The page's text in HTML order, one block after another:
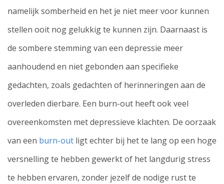
namelijk somberheid en het je niet meer voor kunnen
stellen ooit nog gelukkig te kunnen zijn. Daarnaast is
de sombere stemming van een depressie meer
aanhoudend en niet gebonden aan specifieke
gedachten, zoals gedachten of herinneringen aan de
overleden dierbare. Een burn-out heeft ook veel
overeenkomsten met depressieve klachten. De oorzaak
van een burn-out ligt echter bij het te lang op een hoge
versnelling te hebben gewerkt of het langdurig stress
te hebben ervaren, zonder jezelf de nodige rust te